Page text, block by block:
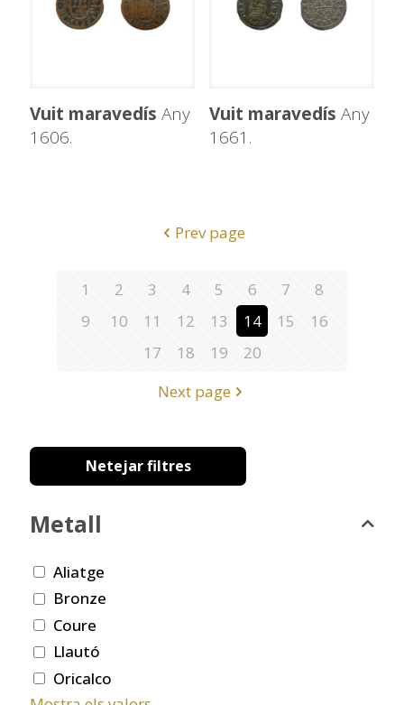
Vuit maravedís Any
1606.
Vuit maravedís Any
1661.
Prev page
1 2 3 4 5 6 7
8
9
10 11 12 13 14 15
16
17
18 19
20
Next page
Netejar filtres
Metall
Aliatge
Bronze
Coure
Llautó
Oricalco